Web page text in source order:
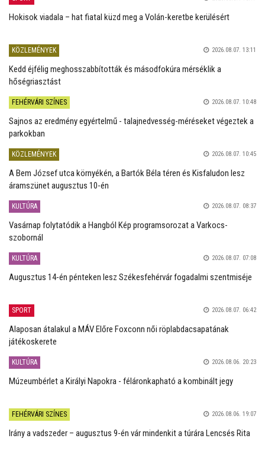
Hokisok viadala – hat fiatal küzd meg a Volán-keretbe kerülésért
KÖZLEMÉNYEK 2026.08.07. 13:11
Kedd éjfélig meghosszabbították és másodfokúra mérséklik a
hőségriasztást
FEHÉRVÁRI SZÍNES 2026.08.07. 10:48
Sajnos az eredmény egyértelmű - talajnedvesség-méréseket végeztek a
parkokban
KÖZLEMÉNYEK 2026.08.07. 10:45
A Bem József utca környékén, a Bartók Béla téren és Kisfaludon lesz
áramszünet augusztus 10-én
KULTÚRA 2026.08.07. 08:37
Vasárnap folytatódik a Hangból Kép programsorozat a Varkocs-
szobornál
KULTÚRA 2026.08.07. 07:08
Augusztus 14-én pénteken lesz Székesfehérvár fogadalmi szentmiséje
SPORT 2026.08.07. 06:42
Alaposan átalakul a MÁV Előre Foxconn női röplabdacsapatának
játékoskerete
KULTÚRA 2026.08.06. 20:23
Múzeumbérlet a Királyi Napokra - féláronkapható a kombinált jegy
FEHÉRVÁRI SZÍNES 2026.08.06. 19:07
Irány a vadszeder – augusztus 9-én vár mindenkit a túrára Lencsés Rita